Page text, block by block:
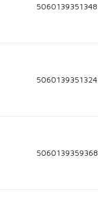
5060139351348
5060139351324
5060139359368